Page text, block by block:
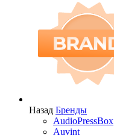
Назад Бренды
AudioPressBox
Auvint